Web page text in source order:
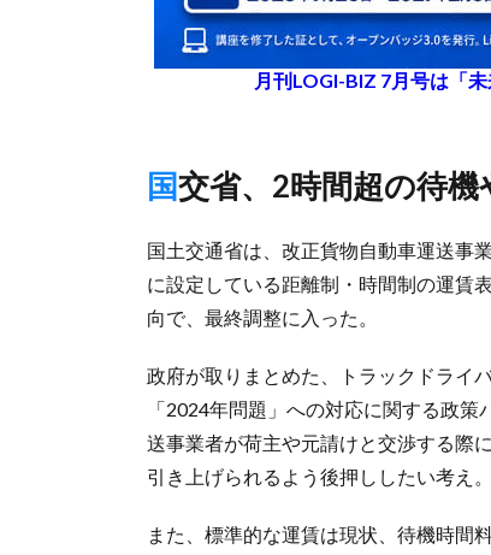
月刊LOGI-BIZ 7月号は「
国交省、2時間超の待
国土交通省は、改正貨物自動車運送事
に設定している距離制・時間制の運賃
向で、最終調整に入った。
政府が取りまとめた、トラックドライ
「2024年問題」への対応に関する政
送事業者が荷主や元請けと交渉する際
引き上げられるよう後押ししたい考え。
また、標準的な運賃は現状、待機時間